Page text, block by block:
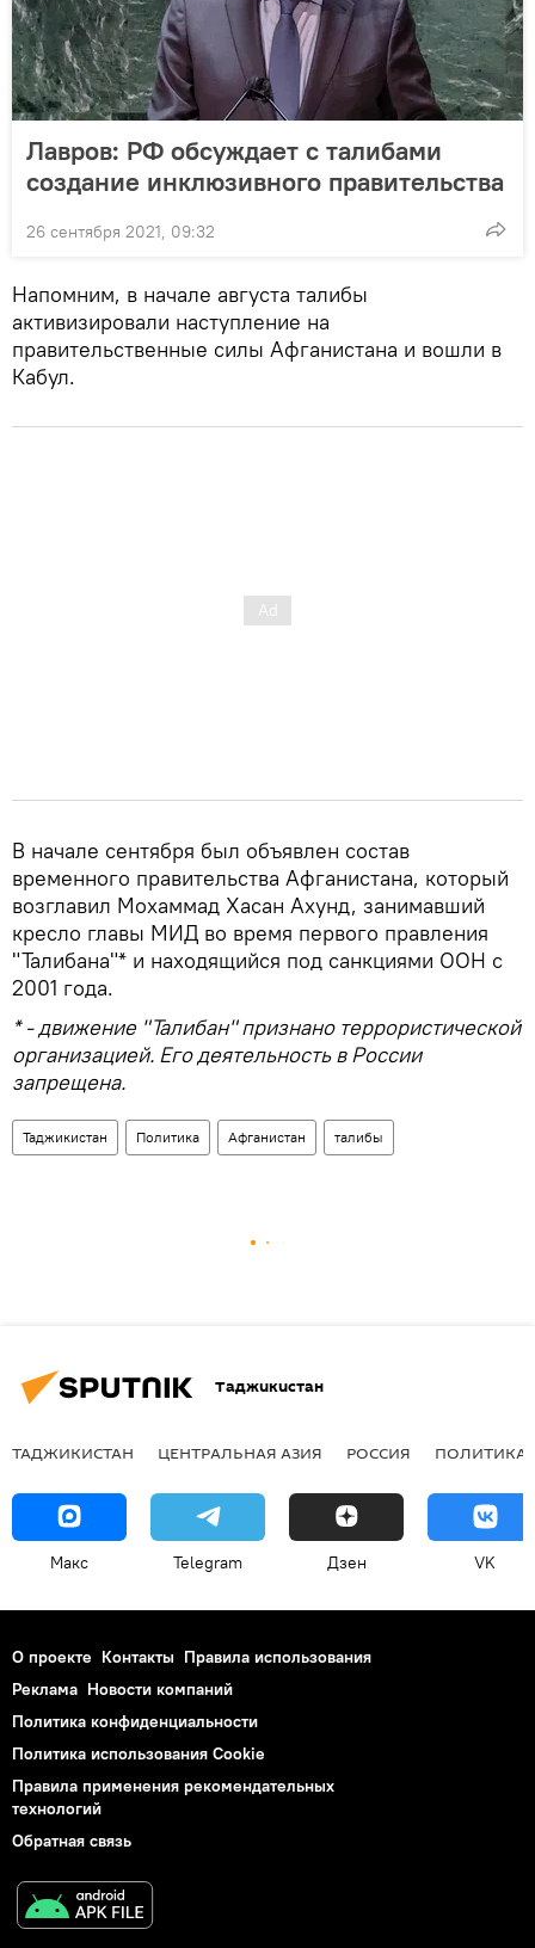
Лавров: РФ обсуждает с талибами
создание инклюзивного правительства
26 сентября 2021, 09:32
Напомним, в начале августа талибы
активизировали наступление на
правительственные силы Афганистана и вошли в
Кабул.
В начале сентября был объявлен состав
временного правительства Афганистана, который
возглавил Мохаммад Хасан Ахунд, занимавший
кресло главы МИД во время первого правления
"Талибана"* и находящийся под санкциями ООН c
2001 года.
* - движение "Талибан" признано террористической
организацией. Его деятельность в России
запрещена.
Таджикистан Политика Афганистан талибы
Таджикистан
ТАДЖИКИСТАН ЦЕНТРАЛЬНАЯ АЗИЯ РОССИЯ ПОЛИТИКА
Макс Telegram Дзен VK
О проекте Контакты Правила использования
Реклама Новости компаний
Политика конфиденциальности
Политика использования Cookie
Правила применения рекомендательных
технологий
Обратная связь